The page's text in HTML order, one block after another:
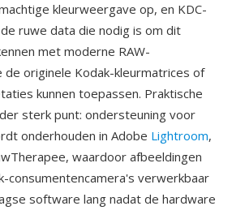
kleurweergave op, en KDC-
ruwe data die nodig is om dit
met moderne RAW-
originele Kodak-kleurmatrices of
kunnen toepassen. Praktische
sterk punt: ondersteuning voor
onderhouden in Adobe Lightroom,
waardoor afbeeldingen
consumentencamera's verwerkbaar
software lang nadat de hardware